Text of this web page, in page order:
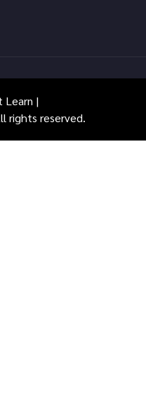
Learn |
rights reserved.